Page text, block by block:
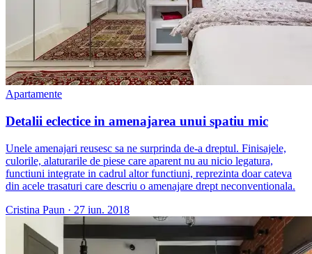
Apartamente
Detalii eclectice in amenajarea unui spatiu mic
Unele amenajari reusesc sa ne surprinda de-a dreptul. Finisajele,
culorile, alaturarile de piese care aparent nu au nicio legatura,
functiuni integrate in cadrul altor functiuni, reprezinta doar cateva
din acele trasaturi care descriu o amenajare drept neconventionala.
Cristina Paun · 27 iun. 2018